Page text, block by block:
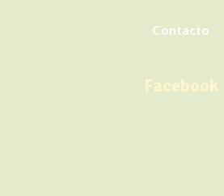
Contacto
Facebook